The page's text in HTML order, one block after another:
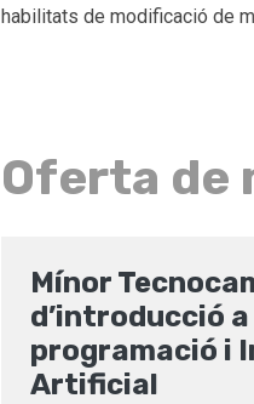
habilitats de modificació de
Oferta de
Mínor
d’introducció a
programació i
Artificial